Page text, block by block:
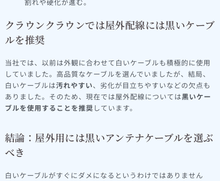
割れや硬化が進む。
クラウンクラウンでは屋外配線には黒いケーブ
ルを推奨
当社では、以前は外観に合わせて白いケーブルも積極的に使用
していました。高品質なケーブルを選んでいましたが、結局、
白いケーブルは汚れやすい、劣化が目立ちやすいなどの欠点も
ありました。そのため、現在では屋外配線については黒いケー
ブルを使用することを推奨 しています。
結論：屋外用には黒いアンテナケーブルを選ぶ
べき
白いケーブルがすぐにダメになるというわけではありません